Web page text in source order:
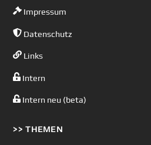
Impressum
Datenschutz
Links
Intern
Intern neu (beta)
>> THEMEN